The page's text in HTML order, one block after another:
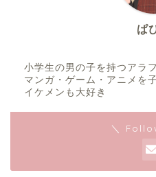
ぱ
小学生の男の子を持つアラ
マンガ・ゲーム・アニメを
イケメンも大好き
＼